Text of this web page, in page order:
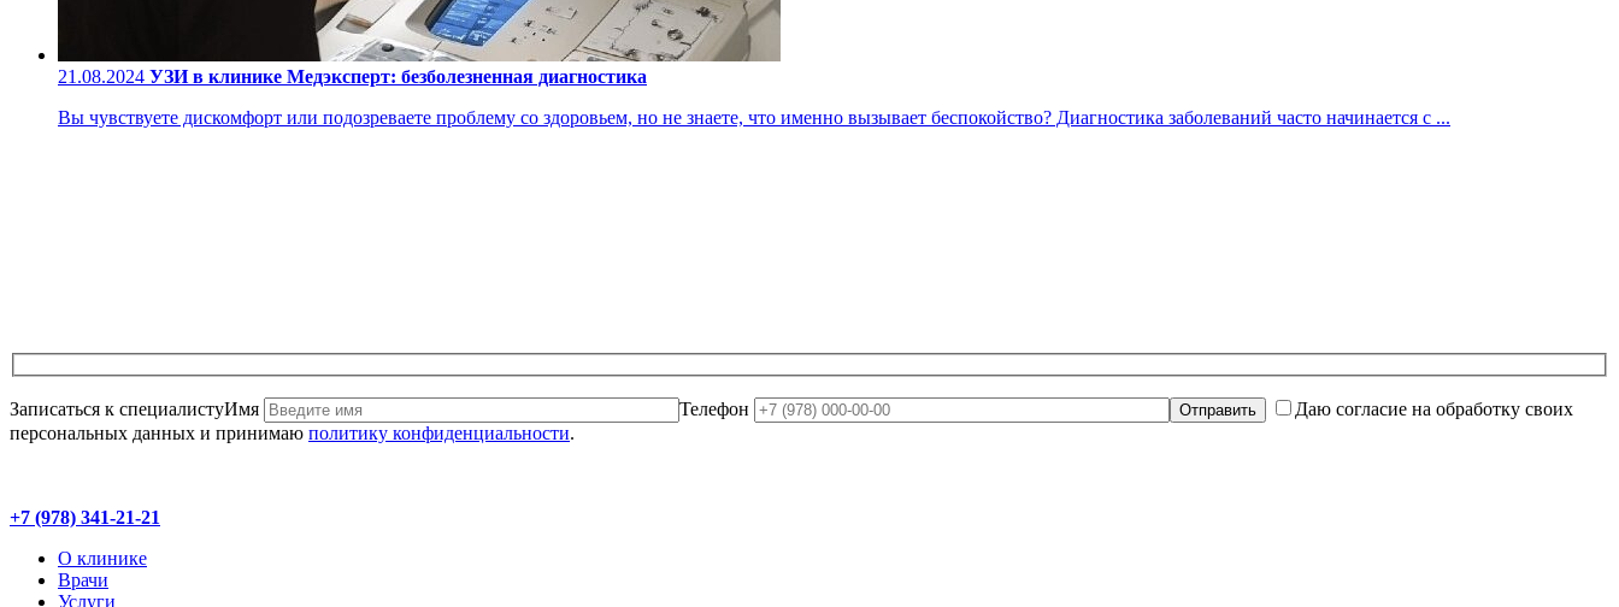
21.08.2024 УЗИ в клинике Медэксперт: безболезненная диагностика
Вы чувствуете дискомфорт или подозреваете проблему со здоровьем, но не знаете, что именно вызывает беспокойство? Диагностика заболеваний часто начинается с ...
Записаться к специалистуИмя Телефон
Даю согласие на обработку своих
персональных данных и принимаю политику конфиденциальности.
+7 (978) 341-21-21
О клинике
Врачи
Услуги